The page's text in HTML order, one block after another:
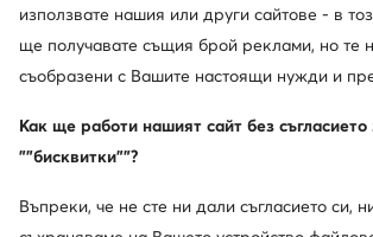
използвате нашия или други сайтове - в
ще получавате същия брой реклами, но те
съобразени с Вашите настоящи нужди и
Как ще работи нашият сайт без съгласието
""бисквитки""?
Въпреки, че не сте ни дали съгласието си,